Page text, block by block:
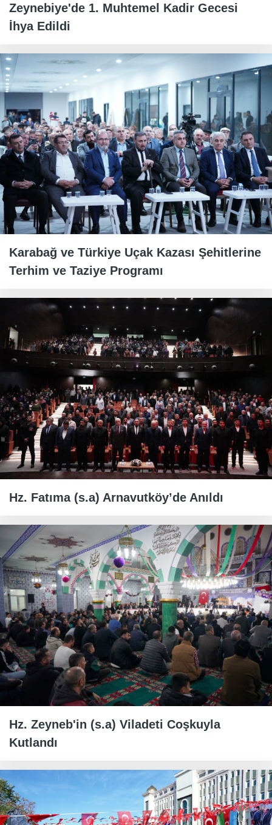
Zeynebiye'de 1. Muhtemel Kadir Gecesi
İhya Edildi
Karabağ ve Türkiye Uçak Kazası Şehitlerine
Terhim ve Taziye Programı
Hz. Fatıma (s.a) Arnavutköy’de Anıldı
Hz. Zeyneb'in (s.a) Viladeti Coşkuyla
Kutlandı